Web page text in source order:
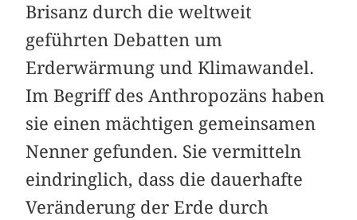
Brisanz durch die weltweit
geführten Debatten um
Erderwärmung und Klimawandel.
Im Begriff des Anthropozäns haben
sie einen mächtigen gemeinsamen
Nenner gefunden. Sie vermitteln
eindringlich, dass die dauerhafte
Veränderung der Erde durch